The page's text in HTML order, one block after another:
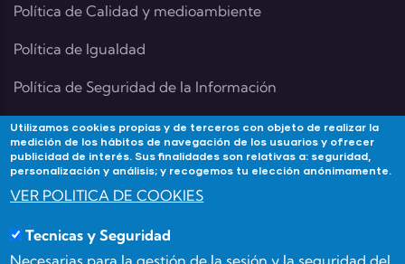
Política de Calidad y medioambiente
Política de Igualdad
Política de Seguridad de la Información
Contacta
Forma3Almeria en:
Utilizamos cookies propias y de terceros con objeto de realizar la
medición de los hábitos de navegación de los usuarios y ofrecer
publicidad de interés. Sus finalidades son relativas a: seguridad,
personalización y análisis; y recogemos tu elección anónimamente.
VER POLITICA DE COOKIES
Tecnicas y Seguridad
Necesarias para la gestión de la sesión y la seguridad del